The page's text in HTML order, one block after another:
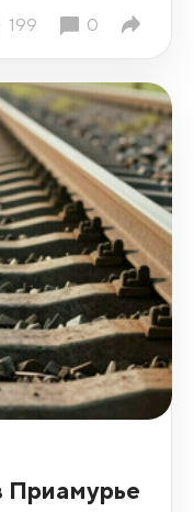
199 0
Приамурье